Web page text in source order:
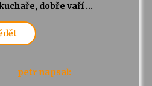
dobře vaří …
petr napsal: